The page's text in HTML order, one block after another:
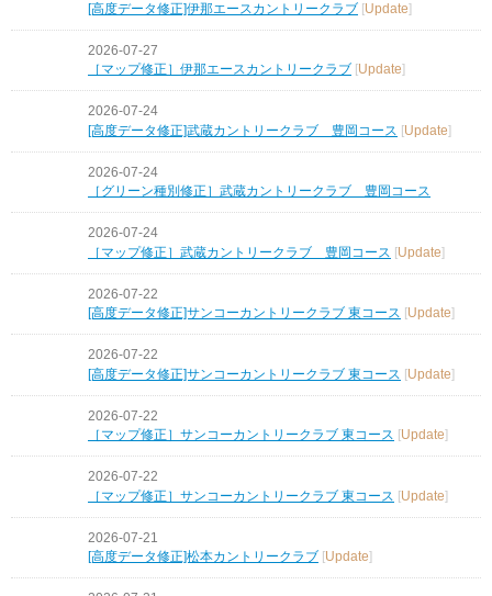
[高度データ修正]伊那エースカントリークラブ [Update]
2026-07-27
［マップ修正］伊那エースカントリークラブ
Update
2026-07-24
[高度データ修正]武蔵カントリークラブ 豊岡コース [Update]
2026-07-24
［グリーン種別修正］武蔵カントリークラブ 豊岡コース
2026-07-24
［マップ修正］武蔵カントリークラブ 豊岡コース [Update]
2026-07-22
[高度データ修正]サンコーカントリークラブ 東コース [Update]
2026-07-22
[高度データ修正]サンコーカントリークラブ 東コース [Update]
2026-07-22
［マップ修正］サンコーカントリークラブ 東コース [Update]
2026-07-22
［マップ修正］サンコーカントリークラブ 東コース [Update]
2026-07-21
[高度データ修正]松本カントリークラブ [Update]